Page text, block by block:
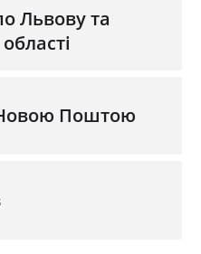
Львову та
Поштою